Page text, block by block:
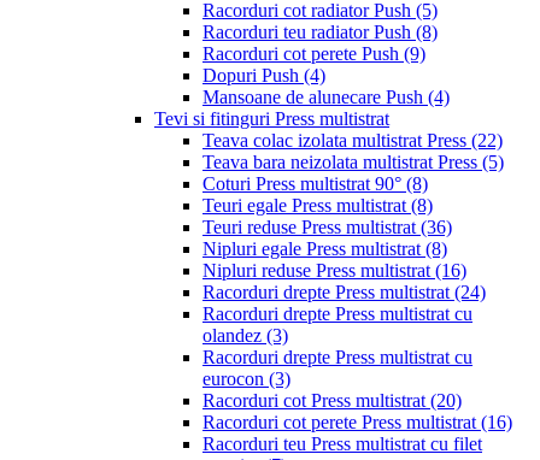
Racorduri cot radiator Push (5)
Racorduri teu radiator Push (8)
Racorduri cot perete Push (9)
Dopuri Push (4)
Mansoane de alunecare Push (4)
Tevi si fitinguri Press multistrat
Teava colac izolata multistrat Press (22)
Teava bara neizolata multistrat Press (5)
Coturi Press multistrat 90° (8)
Teuri egale Press multistrat (8)
Teuri reduse Press multistrat (36)
Nipluri egale Press multistrat (8)
Nipluri reduse Press multistrat (16)
Racorduri drepte Press multistrat (24)
Racorduri drepte Press multistrat cu
olandez (3)
Racorduri drepte Press multistrat cu
eurocon (3)
Racorduri cot Press multistrat (20)
Racorduri cot perete Press multistrat (16)
Racorduri teu Press multistrat cu filet